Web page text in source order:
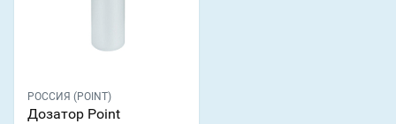
РОССИЯ (POINT)
Дозатор Point